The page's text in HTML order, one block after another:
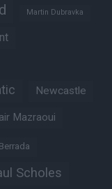
Martin Dubravka
Newcastle
Mazraoui
Scholes